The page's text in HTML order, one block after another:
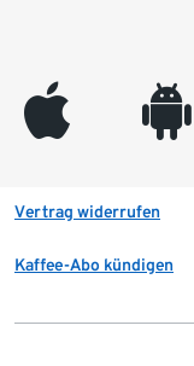
appleinc android
Vertrag widerrufen
Kaffee-Abo kündigen